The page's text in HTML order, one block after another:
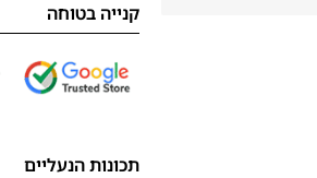
קנייה בטוחה
תכונות הנעליים